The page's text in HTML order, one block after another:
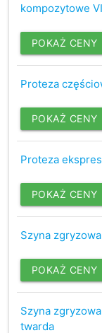
kompozytowe
POKAŻ CENY
Proteza
POKAŻ CENY
Proteza
POKAŻ CENY
Szyna
POKAŻ CENY
Szyna
twarda